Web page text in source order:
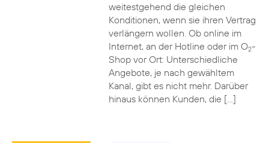
weitestgehend die gleichen
Konditionen, wenn sie ihren Vertrag
verlängern wollen. Ob online im
Internet, an der Hotline oder im O2-
Shop vor Ort: Unterschiedliche
Angebote, je nach gewähltem
Kanal, gibt es nicht mehr. Darüber
hinaus können Kunden, die […]